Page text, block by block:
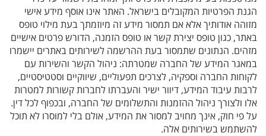
הגנת הפרטיות המקובלים בישראל. האתר אינו אוסף מידע אישי
מזוהה אודותיך אלא אם תמסור מידע זה מיוזמתך בעת מילוי טופס
באתר, כגון טופס יצירת קשר או טופס הזמנה, הדורש פרטים אישיים
מזהים. הנתונים שתמסור בעת ההרשמה לשירותים באתרים יישמרו
במאגר המידע של החברה שמטרתה: ניהול הקשר והשירות עם
לקוחות החברה וספקיה, לצרכים תפעוליים, שיווקיים וסטטיסטיים,
לרבות עיבוד המידע, דיוור ישיר והעברתו לחברות קשורות למטרות
אלו ולצורך ניהול ההזמנות והתשלומים של החברה, ובכפוף לכל דין.
על פי חוק, אינך מחויב למסור את המידע, אולם בלי למוסרו לא תוכל
להשתמש בשירותים אלה.